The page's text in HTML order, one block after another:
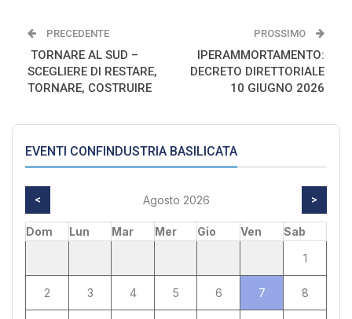
PRECEDENTE
TORNARE AL SUD –
SCEGLIERE DI RESTARE,
TORNARE, COSTRUIRE
PROSSIMO
IPERAMMORTAMENTO:
DECRETO DIRETTORIALE
10 GIUGNO 2026
EVENTI CONFINDUSTRIA BASILICATA
< Agosto 2026 >
Dom Lun Mar Mer Gio Ven
Sab
1
2 3 4 5 6 7 8